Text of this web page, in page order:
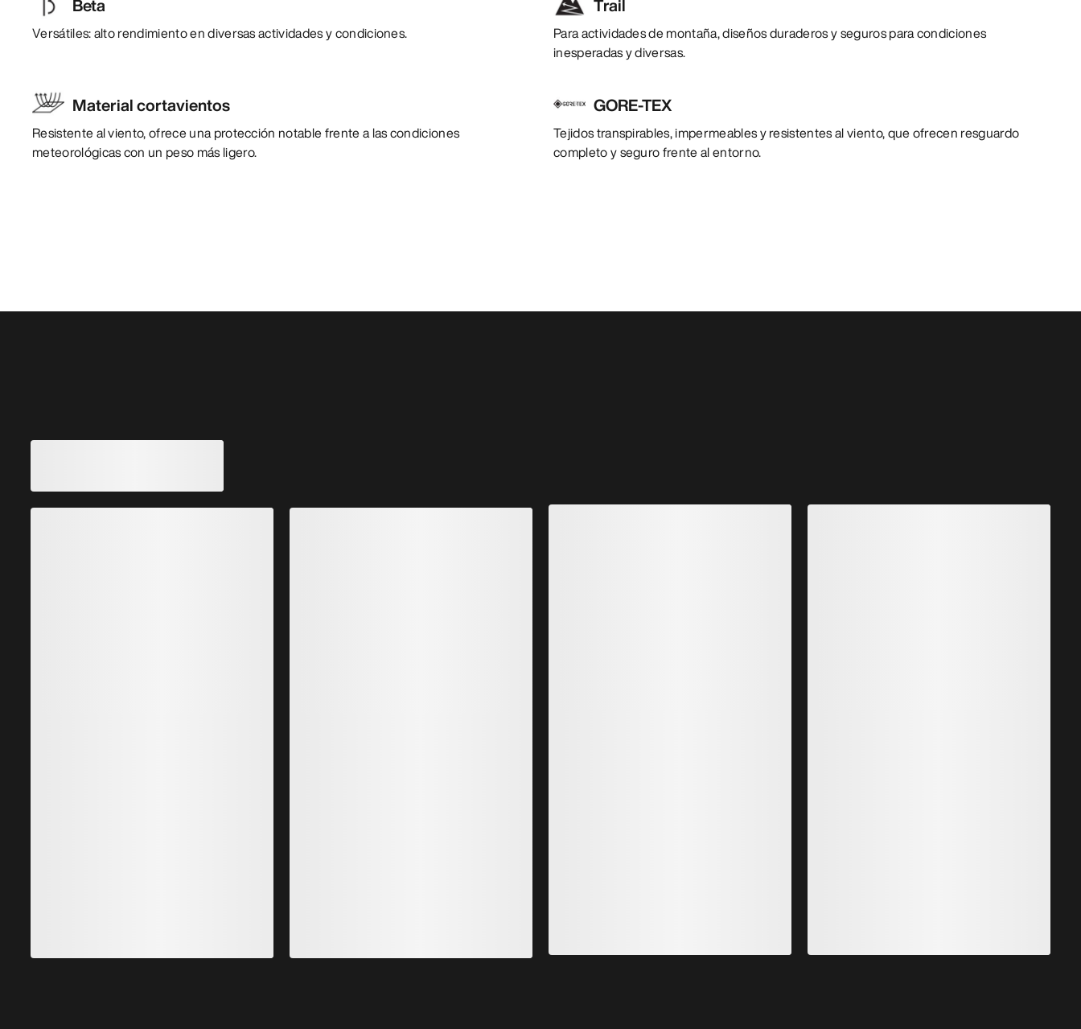
Beta
Versátiles: alto rendimiento en diversas actividades y condiciones.
Trail
Para actividades de montaña, diseños duraderos y seguros para condiciones
inesperadas y diversas.
Material cortavientos
Resistente al viento, ofrece una protección notable frente a las condiciones
meteorológicas con un peso más ligero.
GORE-TEX
Tejidos transpirables, impermeables y resistentes al viento, que ofrecen resguardo
completo y seguro frente al entorno.